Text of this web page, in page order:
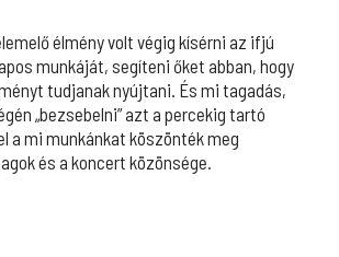
élmény volt végig kísérni az ifjú
munkáját, segíteni őket abban, hogy
tudjanak nyújtani. És mi tagadás,
„bezsebelni” azt a percekig tartó
a mi munkánkat köszönték meg
és a koncert közönsége.